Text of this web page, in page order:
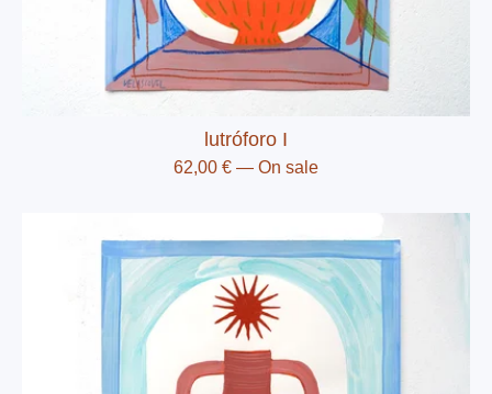
lutróforo I
62,00 € — On sale